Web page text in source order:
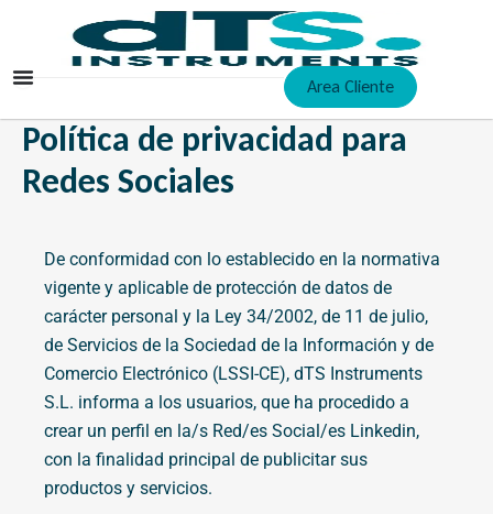
contenido
Area Cliente
Política de privacidad para
Redes Sociales
De conformidad con lo establecido en la normativa
vigente y aplicable de protección de datos de
carácter personal y la Ley 34/2002, de 11 de julio,
de Servicios de la Sociedad de la Información y de
Comercio Electrónico (LSSI-CE), dTS Instruments
S.L. informa a los usuarios, que ha procedido a
crear un perfil en la/s Red/es Social/es Linkedin,
con la finalidad principal de publicitar sus
productos y servicios.